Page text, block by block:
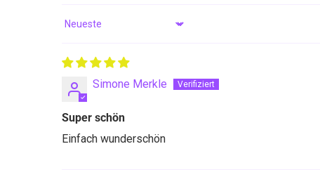
Sort by
Simone Merkle
Super schön
Einfach wunderschön